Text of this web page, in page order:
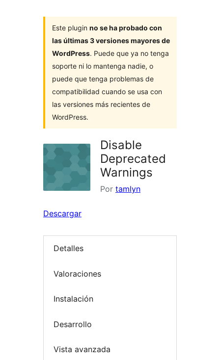
Este plugin no se ha probado con
las últimas 3 versiones mayores de
WordPress. Puede que ya no tenga
soporte ni lo mantenga nadie, o
puede que tenga problemas de
compatibilidad cuando se usa con
las versiones más recientes de
WordPress.
Disable
Deprecated
Warnings
Por tamlyn
Descargar
Detalles
Valoraciones
Instalación
Desarrollo
Vista avanzada